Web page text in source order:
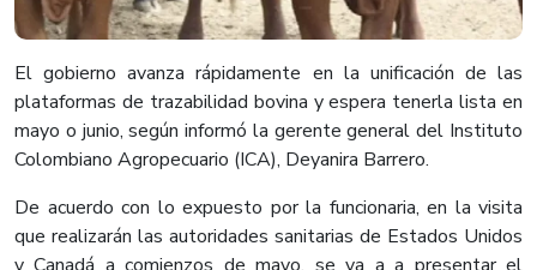
El gobierno avanza rápidamente en la unificación de las
plataformas de trazabilidad bovina y espera tenerla lista en
mayo o junio, según informó la gerente general del Instituto
Colombiano Agropecuario (ICA), Deyanira Barrero.
De acuerdo con lo expuesto por la funcionaria, en la visita
que realizarán las autoridades sanitarias de Estados Unidos